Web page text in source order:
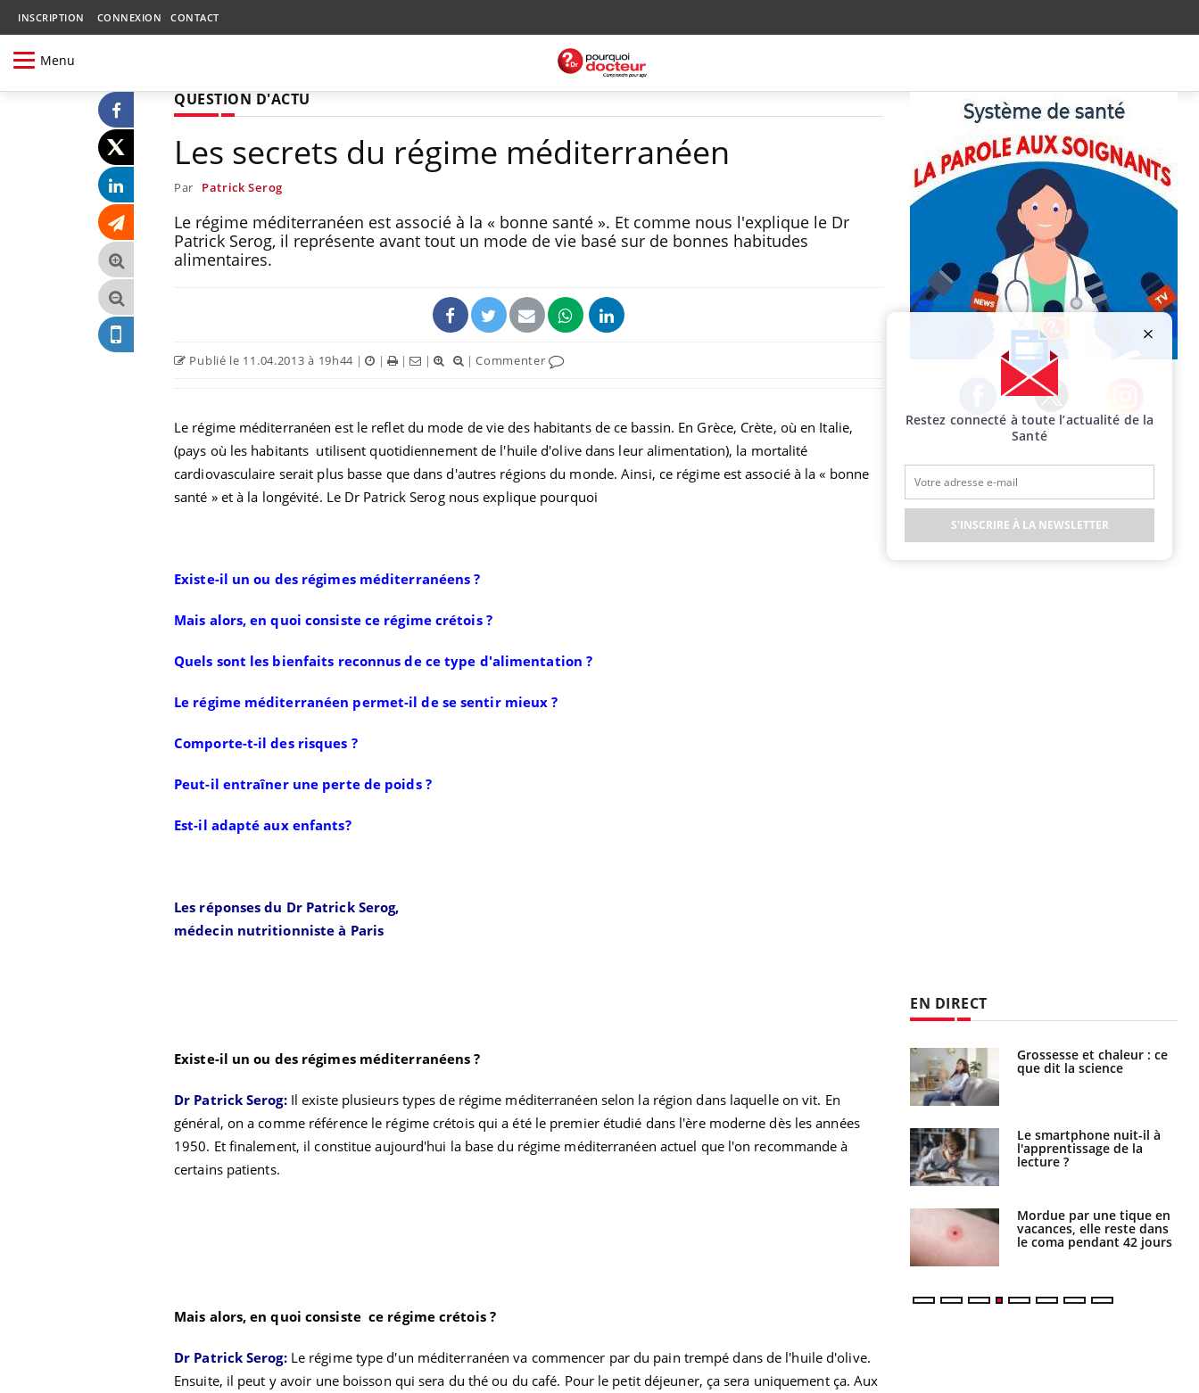
INSCRIPTION CONNEXION CONTACT
Menu
QUESTION D'ACTU
Les secrets du régime méditerranéen
Par Patrick Serog
Le régime méditerranéen est associé à la « bonne santé ». Et comme nous l'explique le Dr
Patrick Serog, il représente avant tout un mode de vie basé sur de bonnes habitudes
alimentaires.
Publié le 11.04.2013 à 19h44 | | | | |Commenter
Le régime méditerranéen est le reflet du mode de vie des habitants de ce bassin. En Grèce, Crète, où en Italie,
(pays où les habitants utilisent quotidiennement de l'huile d'olive dans leur alimentation), la mortalité
cardiovasculaire serait plus basse que dans d'autres régions du monde. Ainsi, ce régime est associé à la « bonne
santé » et à la longévité. Le Dr Patrick Serog nous explique pourquoi
Existe-il un ou des régimes méditerranéens ?
Mais alors, en quoi consiste ce régime crétois ?
Quels sont les bienfaits reconnus de ce type d'alimentation ?
Le régime méditerranéen permet-il de se sentir mieux ?
Comporte-t-il des risques ?
Peut-il entraîner une perte de poids ?
Est-il adapté aux enfants?
Les réponses du Dr Patrick Serog,
médecin nutritionniste à Paris
Existe-il un ou des régimes méditerranéens ?
Dr Patrick Serog: Il existe plusieurs types de régime méditerranéen selon la région dans laquelle on vit. En
général, on a comme référence le régime crétois qui a été le premier étudié dans l'ère moderne dès les années
1950. Et finalement, il constitue aujourd'hui la base du régime méditerranéen actuel que l'on recommande à
certains patients.
Mais alors, en quoi consiste ce régime crétois ?
Dr Patrick Serog: Le régime type d'un méditerranéen va commencer par du pain trempé dans de l'huile d'olive.
Ensuite, il peut y avoir une boisson qui sera du thé ou du café. Pour le petit déjeuner, ça sera uniquement ça. Aux
Facebook Twitter Instagram
EN DIRECT
Chikungunya, dengue,
West Nile : que se passe-
France ?
Les médicaments GLP-1
protègent-ils aussi les os
VIH : la fin du comprimé
tous les jours se profile-t- freiner la propagation du
Grossesse et chaleur : ce
que dit la science
Le smartphone nuit-il à
l'apprentissage de la
lecture ?
Mordue par une tique en
vacances, elle reste dans
le coma pendant 42 jours
Restez connecté à toute l’actualité de la
Santé
S'INSCRIRE À LA NEWSLETTER